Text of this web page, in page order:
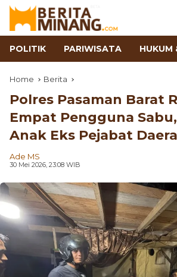
POLITIK PARIWISATA HUKUM
Home Berita
Polres Pasaman Barat
Empat Pengguna
Anak Eks Pejabat
Ade MS
30 Mei 2026, 23:08 WIB